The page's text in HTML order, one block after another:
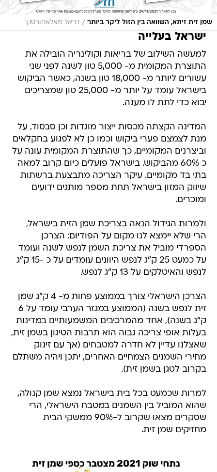
שמן זית זיתא, השוואה בין הזול ליקר ביותר / דניאל מאלאחובסקי
ישראל בעלייה
למעשה השילוב של בריאות וקולינריה הובילה את
התוצרת המקומית מ- 5,000 טון לשנה לפני שני
עשורים ליותר מ- 18,000 טון בשנה, כאשר הביקוש
בישראל עומד על יותר מ- 25,000 טון שמצריכים
יבוא כדי לתת לו מענה.
המדינה הקצתה מכסות ייצור מוגדות וכן סבסוד, על
מנת לצמצם פערי ביקוש וכמו כן לא לפגוע בחקלאים
וביצרנים המקומיים, כך שהתוצרת המקומית עונה על
כ 60% מהביקוש. בישראל פועלים כיום קרוב למאה
בתי בד מקומיים. עיקר הצריכה מתבצעת ברשתות
שיווק המזון בישראל תחת מספר מותגים ידועים
ומוכרים.
ולמרות הגידול הנאה בצריכת שמן הזית בישראל,
הרי שלא יימצא לנו מקום על הפודיום: הצרכן
הספרדי מוביל את צריכת השמן לנפש לשנה ועומד
על כמעט 25 ק"ג לנפש היוונים עומדים על כ -15 ק"ג
לנפש והאיטלקים על 13 ק"ג לנפש.
הצרכן הישראלי צורך בממוצע פחות מ- 4 ק"ג שמן
זית לנפש בשנה (הממוצע במגזר הערבי עומד על 6
ק"ג בשנה), אחד מהמרכיבים המשמעותיים במדינות
בעלות אופי צריכה גבוה הוא תרבות הטיגון בשמן זית,
שאצלנו עדיין לא חדרה למטבחים (אך עם זינוק
מחירי השמנים הצמחיים האחרים, יתכן ויהיה משתלם
בקרוב לטגן בשמן זית).
למרות שכמעט בכל בית בישראל נמצא שמן קנולה,
שהוא המוביל בין השמנים במטבח הישראלי, הרי
שסקרים מצאו שקרוב ל-90% ממשקי הבית
מחזיקים שמן זית.